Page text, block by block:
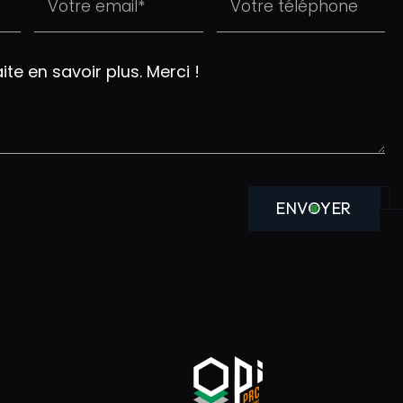
ENVOYER